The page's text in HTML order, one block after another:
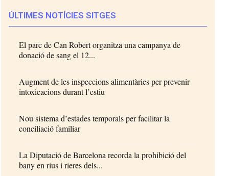
ÚLTIMES NOTÍCIES SITGES
El parc de Can Robert organitza una campanya de
donació de sang el 12...
Augment de les inspeccions alimentàries per prevenir
intoxicacions durant l’estiu
Nou sistema d’estades temporals per facilitar la
conciliació familiar
La Diputació de Barcelona recorda la prohibició del
bany en rius i rieres dels...